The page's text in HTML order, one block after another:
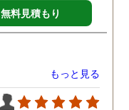
無料見積もり
もっと見る